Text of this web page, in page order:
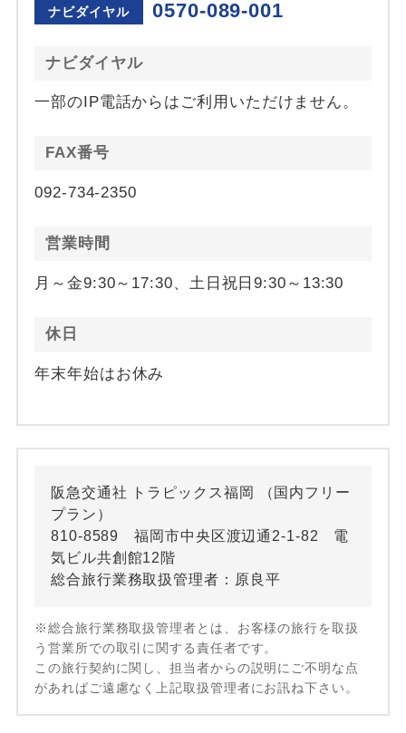
ナビダイヤル 0570-089-001
ナビダイヤル
一部のIP電話からはご利用いただけません。
FAX番号
092-734-2350
営業時間
月～金9:30～17:30、土日祝日9:30～13:30
休日
年末年始はお休み
阪急交通社 トラピックス福岡 （国内フリー
プラン）
810-8589 福岡市中央区渡辺通2-1-82 電
気ビル共創館12階
総合旅行業務取扱管理者：原良平
※総合旅行業務取扱管理者とは、お客様の旅行を取扱
う営業所での取引に関する責任者です。
この旅行契約に関し、担当者からの説明にご不明な点
があればご遠慮なく上記取扱管理者にお訊ね下さい。